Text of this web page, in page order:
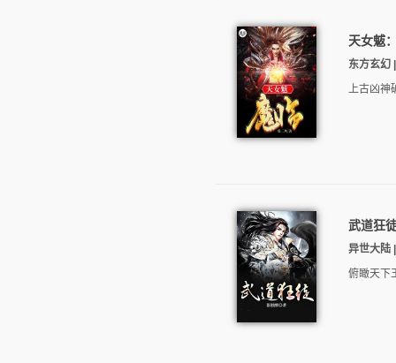
天女魃
东方玄幻
上古凶神
武道狂
异世大陆
俯瞰天下